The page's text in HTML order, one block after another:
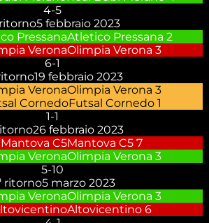
4-5
5 febbraio 2023
Atletico Pressana 2
Olimpia Verona 3
6-1
19 febbraio 2023
Olimpia Verona 3
Futsal Cornedo 1
1-1
26 febbraio 2023
Mantova C5 7
Olimpia Verona 3
5-10
ritorno5 marzo 2023
Olimpia Verona 3
Altovicentino 6